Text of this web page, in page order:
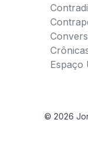
Espaço
© 2026